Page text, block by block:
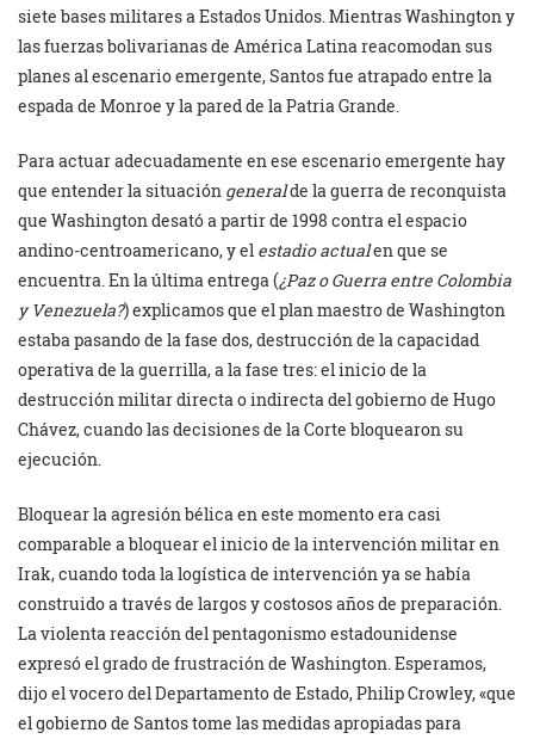
siete bases militares a Estados Unidos. Mientras Washington y
las fuerzas bolivarianas de América Latina reacomodan sus
planes al escenario emergente, Santos fue atrapado entre la
espada de Monroe y la pared de la Patria Grande.
Para actuar adecuadamente en ese escenario emergente hay
que entender la situación generalde la guerra de reconquista
que Washington desató a partir de 1998 contra el espacio
andino-centroamericano, y el estadio actualen que se
encuentra. En la última entrega (¿Paz o Guerra entre Colombia
y Venezuela?) explicamos que el plan maestro de Washington
estaba pasando de la fase dos, destrucción de la capacidad
operativa de la guerrilla, a la fase tres: el inicio de la
destrucción militar directa o indirecta del gobierno de Hugo
Chávez, cuando las decisiones de la Corte bloquearon su
ejecución.
Bloquear la agresión bélica en este momento era casi
comparable a bloquear el inicio de la intervención militar en
Irak, cuando toda la logística de intervención ya se había
construido a través de largos y costosos años de preparación.
La violenta reacción del pentagonismo estadounidense
expresó el grado de frustración de Washington. Esperamos,
dijo el vocero del Departamento de Estado, Philip Crowley, «que
el gobierno de Santos tome las medidas apropiadas para